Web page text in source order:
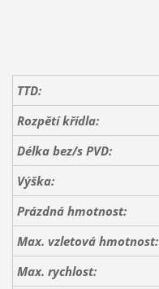
TTD:
Rozpětí křídla:
Délka bez/s PVD:
Výška:
Prázdná hmotnost:
Max. vzletová hmotnost:
Max. rychlost: